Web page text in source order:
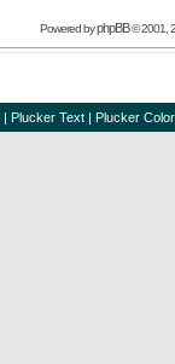
Powered byphpBB© 2001,
| Plucker Text | Plucker Color